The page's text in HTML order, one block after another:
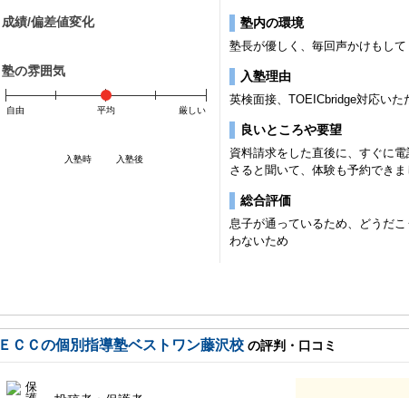
成績/偏差値変化
入塾時 入塾後
塾の雰囲気
自由 平均 厳しい
塾内の環境
塾長が優しく、毎回声かけもし
入塾理由
英検面接、TOEICbridge対応いた
良いところや要望
資料請求をした直後に、すぐに
さると聞いて、体験も予約できま
総合評価
息子が通っているため、どうだ
わないため
ＥＣＣの個別指導塾ベストワン藤沢校 の評判・口コミ